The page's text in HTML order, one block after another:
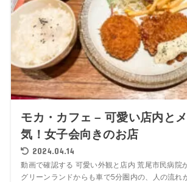
モカ・カフェ – 可愛い店内と
気！女子会向きのお店
2024.04.14
動画で確認する 可愛い外観と店内 荒尾市民病院
グリーンランドからも車で5分圏内の、人の流れ